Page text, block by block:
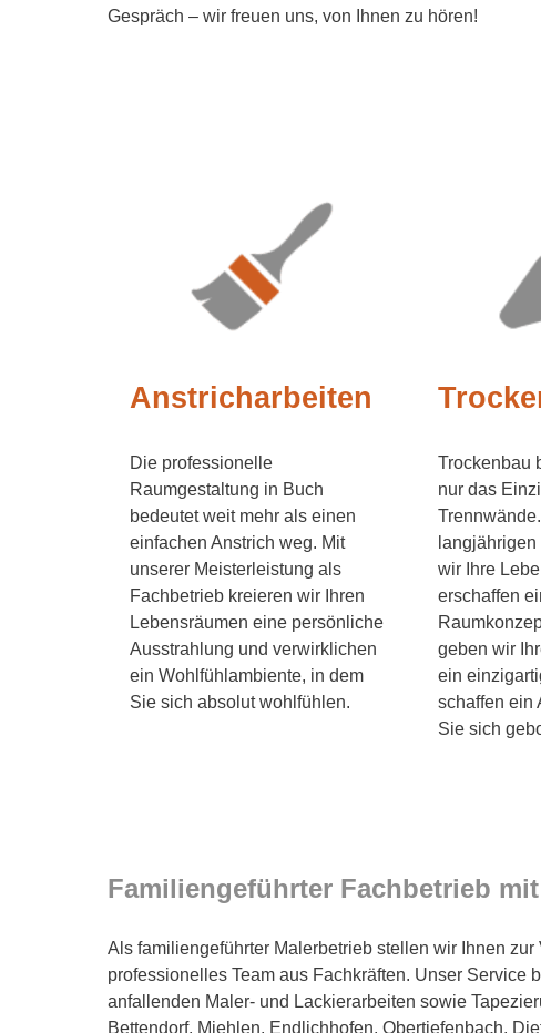
Gespräch – wir freuen uns, von Ihnen zu hören!
Anstricharbeiten
Die professionelle
Raumgestaltung in Buch
bedeutet weit mehr als einen
einfachen Anstrich weg. Mit
unserer Meisterleistung als
Fachbetrieb kreieren wir Ihren
Lebensräumen eine persönliche
Ausstrahlung und verwirklichen
ein Wohlfühlambiente, in dem
Sie sich absolut wohlfühlen.
Trockenbau
nur das
wir Ihre
erschaffen
geben wir
ein
schaffen ein
Sie sich
Familiengeführter Fachbetrieb
Als familiengeführter Malerbetrieb stellen wir Ihnen zur
professionelles Team aus Fachkräften. Unser Service
anfallenden Maler- und Lackierarbeiten sowie
Bettendorf, Miehlen, Endlichhofen, Obertiefenbach,